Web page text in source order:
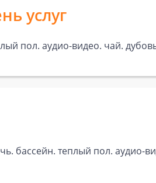
услуг
пол. аудио-видео. чай.
бассейн. теплый пол. аудио-